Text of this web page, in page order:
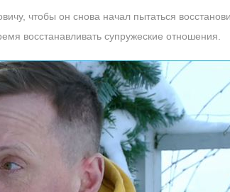
чтобы он снова начал пытаться
восстанавливать супружеские отношения.